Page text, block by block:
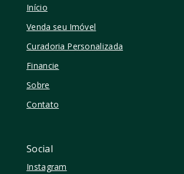
Início
Venda seu Imóvel
Curadoria Personalizada
Financie
Sobre
Contato
Social
Instagram